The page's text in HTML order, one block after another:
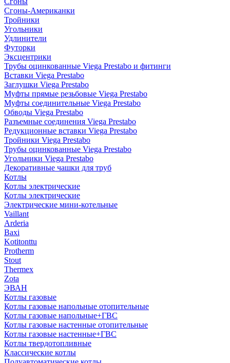
Сгоны-Американки
Тройники
Угольники
Удлинители
Футорки
Эксцентрики
Трубы оцинкованные Viega Prestabo и фитинги
Вставки Viega Prestabo
Заглушки Viega Prestabo
Муфты прямые резьбовые Viega Prestabo
Муфты соединительные Viega Prestabo
Обводы Viega Prestabo
Разъемные соединения Viega Prestabo
Редукционные вставки Viega Prestabo
Тройники Viega Prestabo
Трубы оцинкованные Viega Prestabo
Угольники Viega Prestabo
Декоративные чашки для труб
Котлы
Котлы электрические
Котлы электрические
Электрические мини-котельные
Vaillant
Arderia
Baxi
Kotitonttu
Protherm
Stout
Thermex
Zota
ЭВАН
Котлы газовые
Котлы газовые напольные отопительные
Котлы газовые напольные+ГВС
Котлы газовые настенные отопительные
Котлы газовые настенные+ГВС
Котлы твердотопливные
Классические котлы